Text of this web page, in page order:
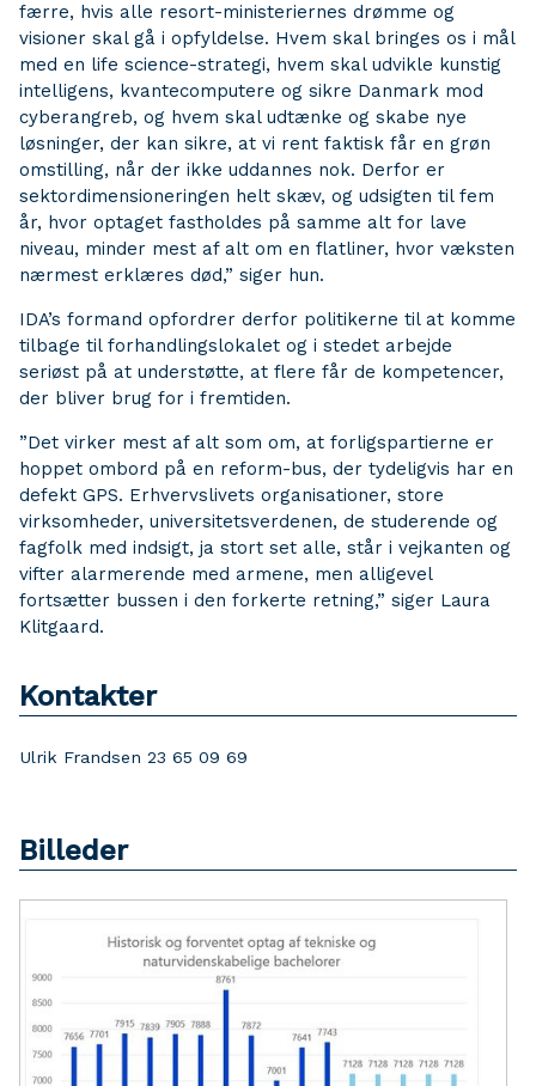
færre, hvis alle resort-ministeriernes drømme og
visioner skal gå i opfyldelse. Hvem skal bringes os i mål
med en life science-strategi, hvem skal udvikle kunstig
intelligens, kvantecomputere og sikre Danmark mod
cyberangreb, og hvem skal udtænke og skabe nye
løsninger, der kan sikre, at vi rent faktisk får en grøn
omstilling, når der ikke uddannes nok. Derfor er
sektordimensioneringen helt skæv, og udsigten til fem
år, hvor optaget fastholdes på samme alt for lave
niveau, minder mest af alt om en flatliner, hvor væksten
nærmest erklæres død,” siger hun.
IDA’s formand opfordrer derfor politikerne til at komme
tilbage til forhandlingslokalet og i stedet arbejde
seriøst på at understøtte, at flere får de kompetencer,
der bliver brug for i fremtiden.
”Det virker mest af alt som om, at forligspartierne er
hoppet ombord på en reform-bus, der tydeligvis har en
defekt GPS. Erhvervslivets organisationer, store
virksomheder, universitetsverdenen, de studerende og
fagfolk med indsigt, ja stort set alle, står i vejkanten og
vifter alarmerende med armene, men alligevel
fortsætter bussen i den forkerte retning,” siger Laura
Klitgaard.
Kontakter
Ulrik Frandsen 23 65 09 69
Billeder